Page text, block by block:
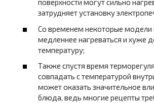
поверхности могут сильно
затрудняет установку
Со временем некоторые модели
медленнее нагреваться и хуже
температуру;
Также спустя время
совпадать с температурой
может оказать значительное
блюда, ведь многие рецепты